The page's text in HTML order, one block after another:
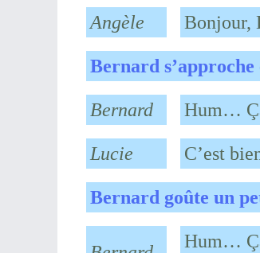
Angèle Bonjour,
Bernard
Bernard Hum…
Lucie C’est
Bernard goûte un
Hum…